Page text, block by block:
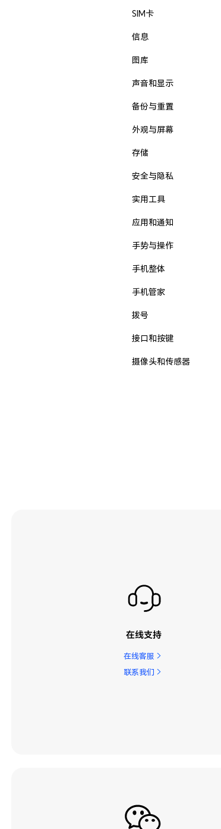
SIM卡
信息
图库
声音和显示
备份与重置
外观与屏幕
存储
安全与隐私
实用工具
应用和通知
手势与操作
手机整体
手机管家
拨号
接口和按键
摄像头和传感器
系统更新
视频
设备连接
在线支持
在线客服
联系我们